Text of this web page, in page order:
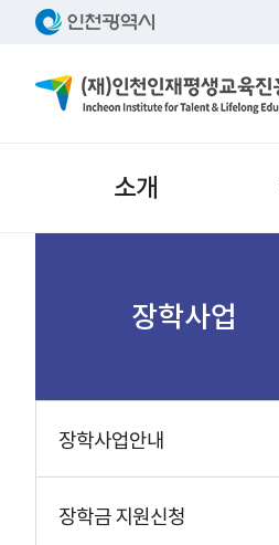
소개
장학사업
장학사업안내
장학금 지원신청